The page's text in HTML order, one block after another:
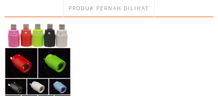
PRODUK PERNAH DILIHAT